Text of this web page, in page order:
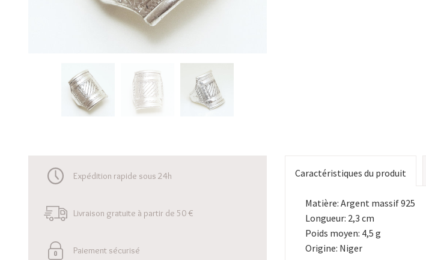
Expédition rapide sous 24h
Livraison gratuite à partir de 50 €
Paiement sécurisé
Caractéristiques du produit
Matière: Argent massif 925
Longueur: 2,3 cm
Poids moyen: 4,5 g
Origine: Niger